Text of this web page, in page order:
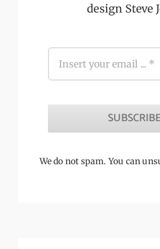
design Steve
We do not spam. You can